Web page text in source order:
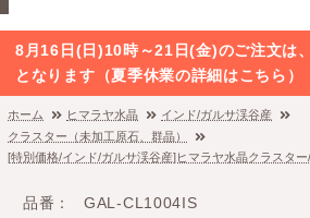
8月16日(日)10時～21日(金)のご注文は
となります（夏季休業の詳細はこちら）
ホーム ヒマラヤ水晶
インド/ガルサ渓谷産
クラスター（未加工原石、群晶）
[特別価格/インド/ガルサ渓谷産]ヒマラヤ水晶クラスタ
品番
GAL-CL1004IS